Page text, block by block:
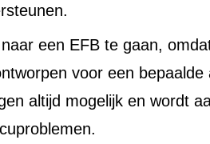
een EFB te gaan,
voor een bepaalde
altijd mogelijk en wordt